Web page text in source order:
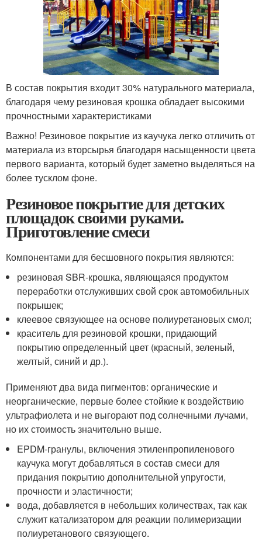
В состав покрытия входит 30% натурального материала,
благодаря чему резиновая крошка обладает высокими
прочностными характеристиками
Важно! Резиновое покрытие из каучука легко отличить от
материала из вторсырья благодаря насыщенности цвета
первого варианта, который будет заметно выделяться на
более тусклом фоне.
Резиновое покрытие для детских
площадок своими руками.
Приготовление смеси
Компонентами для бесшовного покрытия являются:
резиновая SBR-крошка, являющаяся продуктом
переработки отслуживших свой срок автомобильных
покрышек;
клеевое связующее на основе полиуретановых смол;
краситель для резиновой крошки, придающий
покрытию определенный цвет (красный, зеленый,
желтый, синий и др.).
Применяют два вида пигментов: органические и
неорганические, первые более стойкие к воздействию
ультрафиолета и не выгорают под солнечными лучами,
но их стоимость значительно выше.
EPDM-гранулы, включения этиленпропиленового
каучука могут добавляться в состав смеси для
придания покрытию дополнительной упругости,
прочности и эластичности;
вода, добавляется в небольших количествах, так как
служит катализатором для реакции полимеризации
полиуретанового связующего.